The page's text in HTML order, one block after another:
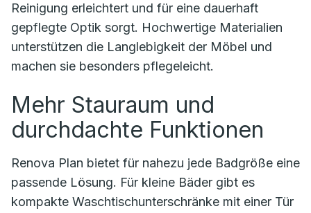
Reinigung erleichtert und für eine dauerhaft
gepflegte Optik sorgt. Hochwertige Materialien
unterstützen die Langlebigkeit der Möbel und
machen sie besonders pflegeleicht.
Mehr Stauraum und
durchdachte Funktionen
Renova Plan bietet für nahezu jede Badgröße eine
passende Lösung. Für kleine Bäder gibt es
kompakte Waschtischunterschränke mit einer Tür